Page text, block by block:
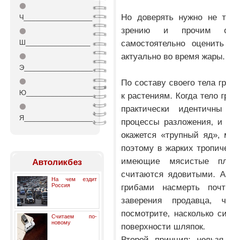
⚫
Ч_________________
⚫
Ш________________
⚫
Э_________________
⚫
Ю_________________
⚫
Я_________________
Автоликбез
На чем ездит
Россия
Считаем по-
новому
Но доверять нужно не
зрению и прочим
самостоятельно
актуально во время жары.
По составу своего тела
к растениям. Когда тело
практически
процессы разложения, и
окажется «трупный яд»,
поэтому в жарких
имеющие мясистые
считаются ядовитыми.
грибами насмерть
заверения
посмотрите, насколько
поверхности шляпок.